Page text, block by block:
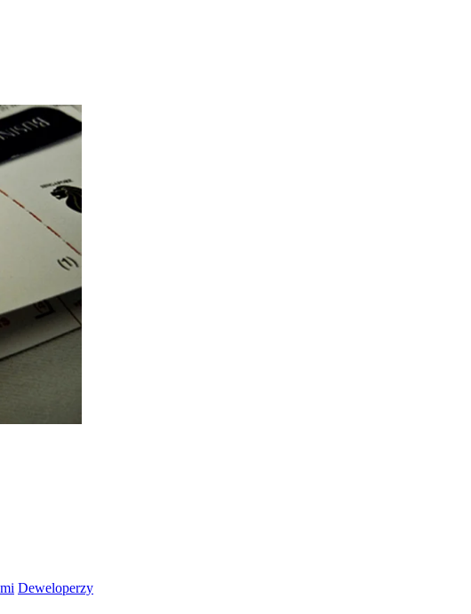
Deweloperzy